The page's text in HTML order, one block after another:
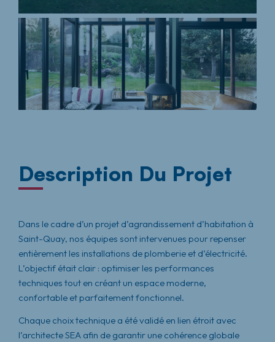
Description Du Projet
Dans le cadre d’un projet d’agrandissement d’habitation à
Saint-Quay, nos équipes sont intervenues pour repenser
entièrement les installations de plomberie et d’électricité.
L’objectif était clair : optimiser les performances
techniques tout en créant un espace moderne,
confortable et parfaitement fonctionnel.
Chaque choix technique a été validé en lien étroit avec
l’architecte SEA afin de garantir une cohérence globale